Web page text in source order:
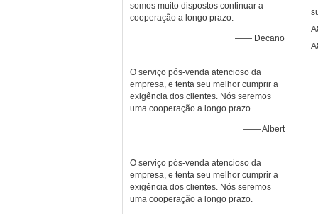
somos muito dispostos continuar a
cooperação a longo prazo.
—— Decano
O serviço pós-venda atencioso da
empresa, e tenta seu melhor cumprir a
exigência dos clientes. Nós seremos
uma cooperação a longo prazo.
—— Albert
O serviço pós-venda atencioso da
empresa, e tenta seu melhor cumprir a
exigência dos clientes. Nós seremos
uma cooperação a longo prazo.